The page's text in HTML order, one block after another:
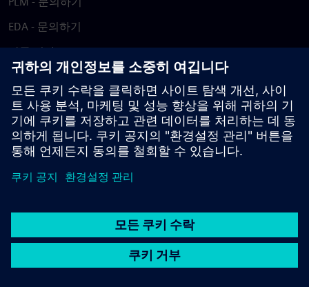
EDA - 문의하기
각국 지사
지원 센터
피드백 제공
저작권침해 보고
© Siemens
2026
고발